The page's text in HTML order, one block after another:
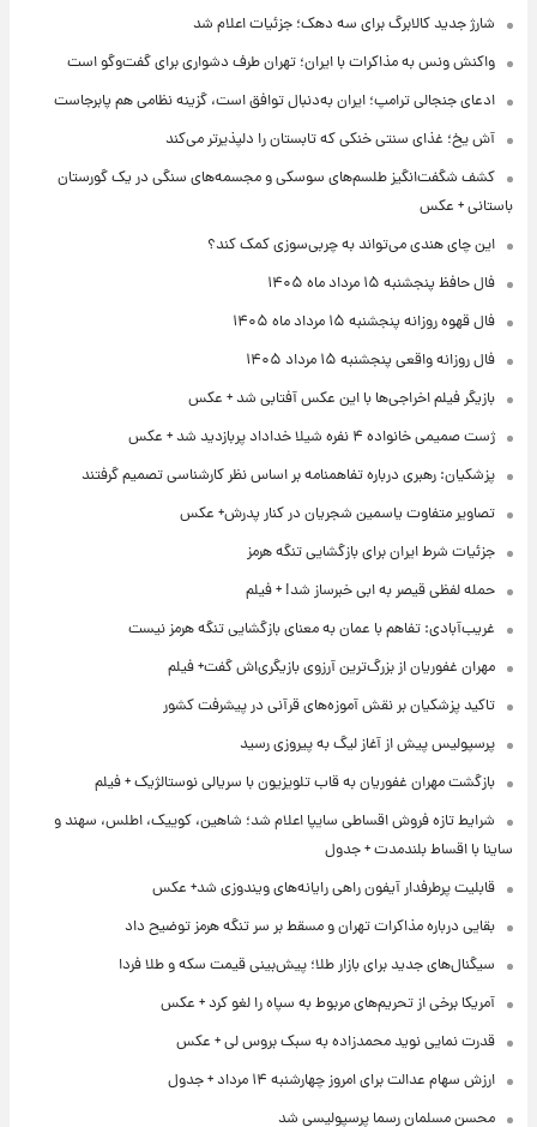
شارژ جدید کالابرگ برای سه دهک؛ جزئیات اعلام شد
واکنش ونس به مذاکرات با ایران؛ تهران طرف دشواری برای گفت‌وگو است
ادعای جنجالی ترامپ؛ ایران به‌دنبال توافق است، گزینه نظامی هم پابرجاست
آش یخ؛ غذای سنتی خنکی که تابستان را دلپذیرتر می‌کند
کشف شگفت‌انگیز طلسم‌های سوسکی و مجسمه‌های سنگی در یک گورستان
باستانی + عکس
این چای هندی می‌تواند به چربی‌سوزی کمک کند؟
فال حافظ پنجشنبه ۱۵ مرداد ماه ۱۴۰۵
فال قهوه روزانه پنجشنبه ۱۵ مرداد ماه ۱۴۰۵
فال روزانه واقعی پنجشنبه ۱۵ مرداد ۱۴۰۵
بازیگر فیلم اخراجی‌ها با این عکس آفتابی شد + عکس
ژست صمیمی خانواده ۴ نفره شیلا خداداد پربازدید شد + عکس
پزشکیان: رهبری درباره تفاهمنامه بر اساس نظر کارشناسی تصمیم گرفتند
تصاویر متفاوت یاسمین شجریان در کنار پدرش+ عکس
جزئیات شرط ایران برای بازگشایی تنگه هرمز
حمله لفظی قیصر به ابی خبرساز شد! + فیلم
غریب‌آبادی: تفاهم با عمان به معنای بازگشایی تنگه هرمز نیست
مهران غفوریان از بزرگ‌ترین آرزوی بازیگری‌اش گفت+ فیلم
تاکید پزشکیان بر نقش آموزه‌های قرآنی در پیشرفت کشور
پرسپولیس پیش از آغاز لیگ به پیروزی رسید
بازگشت مهران غفوریان به قاب تلویزیون با سریالی نوستالژیک + فیلم
شرایط تازه فروش اقساطی سایپا اعلام شد؛ شاهین، کوییک، اطلس، سهند و
ساینا با اقساط بلندمدت + جدول
قابلیت پرطرفدار آیفون راهی رایانه‌های ویندوزی شد+ عکس
بقایی درباره مذاکرات تهران و مسقط بر سر تنگه هرمز توضیح داد
سیگنال‌های جدید برای بازار طلا؛ پیش‌بینی قیمت سکه و طلا فردا
آمریکا برخی از تحریم‌های مربوط به سپاه را لغو کرد + عکس
قدرت نمایی نوید محمدزاده به سبک بروس لی + عکس
ارزش سهام عدالت برای امروز چهارشنبه ۱۴ مرداد + جدول
محسن مسلمان رسما پرسپولیسی شد